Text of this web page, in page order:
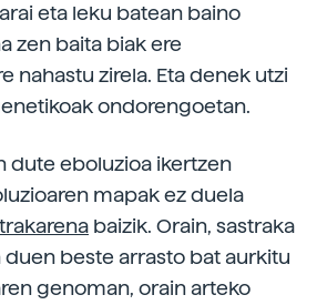
eta leku batean baino
zen baita biak ere
nahastu zirela. Eta denek utzi
ondorengoetan.
dute eboluzioa ikertzen
mapak ez duela
baizik. Orain, sastraka
beste arrasto bat aurkitu
genoman, orain arteko